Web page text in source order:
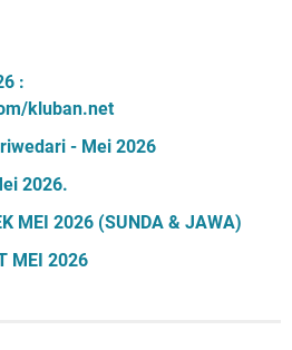
:
kluban.net
- Mei 2026
2026.
MEI 2026 (SUNDA & JAWA)
MEI 2026